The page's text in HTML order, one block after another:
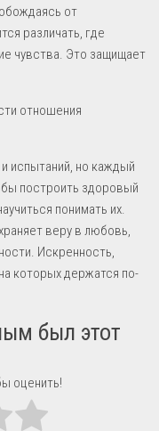
от
различать, где
чувства. Это защищает
отношения
испытаний, но каждый
построить здоровый
понимать их.
веру в любовь,
Искренность,
которых держатся по-
был этот
оценить!